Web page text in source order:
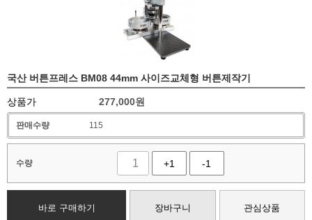
국산 버튼프레스 BM08 44mm 사이즈교체형 버튼제작기
상품가 277,000원
판매수량 115
수량 +1 -1
바로 구매하기 장바구니 관심상품